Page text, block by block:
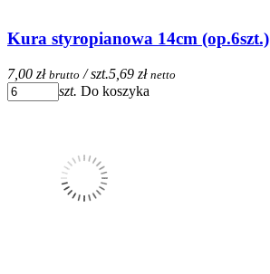
Kura styropianowa 14cm (op.6szt.)
7,00 zł brutto / szt.5,69 zł netto
szt. Do koszyka